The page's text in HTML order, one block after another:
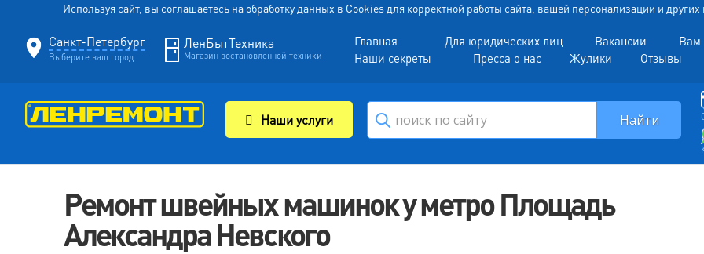
Используя сайт, вы соглашаетесь на обработку данных в Cookies для корректной работы сайта, вашей персонализации и
Санкт-Петербург
Выберите ваш город
ЛенБытТехника
Магазин востановленной техники
Главная Для юридических лиц Вакансии
Вам
Наши секреты
Пресса о нас Жулики Отзывы
Наши услуги
Ремонт швейных машинок у метро Площадь
Александра Невского